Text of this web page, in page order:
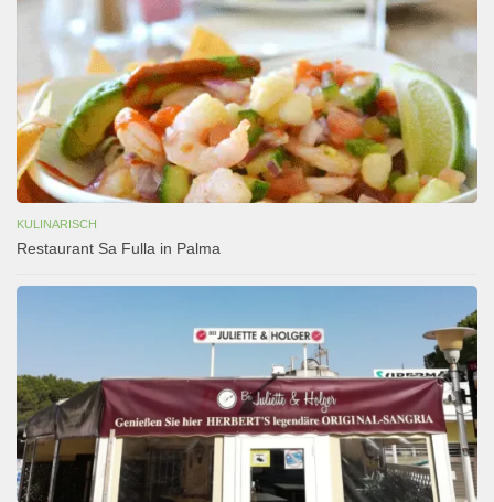
KULINARISCH
Restaurant Sa Fulla in Palma